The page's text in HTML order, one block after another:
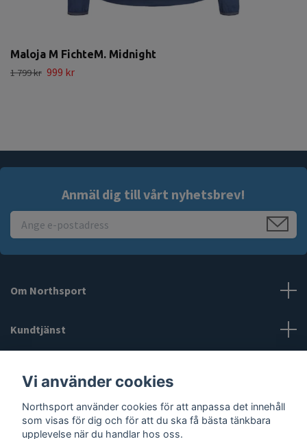
Maloja M FichteM. Midnight
1 799 kr 999 kr
Anmäl dig till vårt nyhetsbrev!
Om Northsport
Kundtjänst
Sociala medier
Vi använder cookies
Northsport använder cookies för att anpassa det innehåll
som visas för dig och för att du ska få bästa tänkbara
upplevelse när du handlar hos oss.